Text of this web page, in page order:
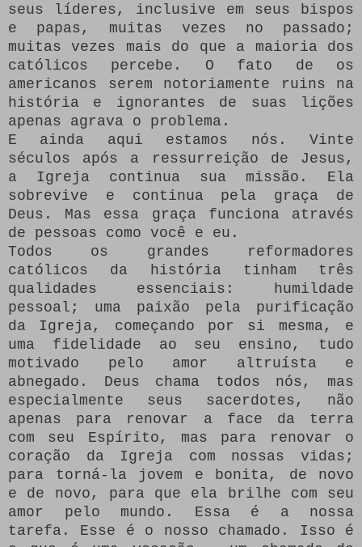
seus líderes, inclusive em seus bispos
e papas, muitas vezes no passado;
muitas vezes mais do que a maioria dos
católicos percebe.
O fato de os
americanos serem notoriamente ruins na
história e ignorantes de suas lições
apenas agrava o problema.
E ainda aqui estamos nós.
Vinte
séculos após a ressurreição de Jesus,
a Igreja continua sua missão.
Ela
sobrevive e continua pela graça de
Deus.
Mas essa graça funciona através
de pessoas como você e eu.
Todos os grandes reformadores
católicos da história tinham três
qualidades essenciais: humildade
pessoal;
uma paixão pela purificação
da Igreja, começando por si mesma, e
uma fidelidade ao seu ensino, tudo
motivado pelo amor altruísta e
abnegado.
Deus chama todos nós, mas
especialmente seus sacerdotes, não
apenas para renovar a face da terra
com seu Espírito, mas para renovar o
coração da Igreja com nossas vidas;
para torná-la jovem e bonita, de novo
e de novo, para que ela brilhe com seu
amor pelo mundo.
Essa é a nossa
tarefa.
Esse é o nosso chamado.
Isso é